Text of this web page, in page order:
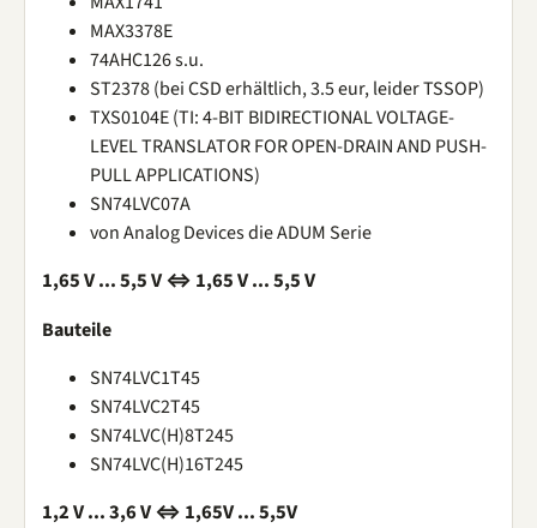
MAX3378E
74AHC126 s.u.
ST2378 (bei CSD erhältlich, 3.5 eur, leider TSSOP)
TXS0104E (TI: 4-BIT BIDIRECTIONAL VOLTAGE-
LEVEL TRANSLATOR FOR OPEN-DRAIN AND PUSH-
PULL APPLICATIONS)
SN74LVC07A
von Analog Devices die ADUM Serie
1,65 V ... 5,5 V ⇔ 1,65 V ... 5,5 V
Bauteile
SN74LVC1T45
SN74LVC2T45
SN74LVC(H)8T245
SN74LVC(H)16T245
1,2 V ... 3,6 V ⇔ 1,65V ... 5,5V